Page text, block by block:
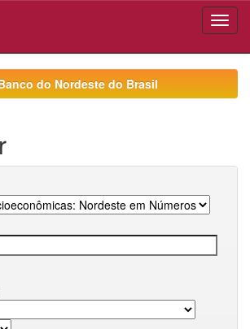
do Nordeste do Brasil